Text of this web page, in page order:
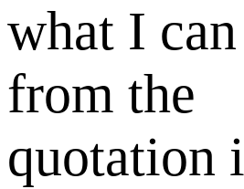
what I
from the
quotation